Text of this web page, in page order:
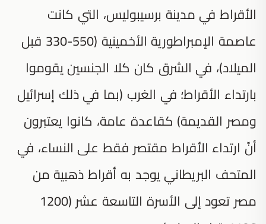
الأقراط في مدينة برسيبوليس، التي كانت
عاصمة الإمبراطورية الأخمينية (550-330 قبل
الميلاد)، في الشرق كان كلا الجنسين يقوموا
بارتداء الأقراط؛ في الغرب (بما في ذلك إسرائيل
ومصر القديمة) كقاعدة عامة، كانوا يعتبرون
أنّ ارتداء الأقراط مقتصر فقط على النساء، في
المتحف البريطاني يوجد به أقراط ذهبية من
مصر تعود إلى الأسرة التاسعة عشر (1200